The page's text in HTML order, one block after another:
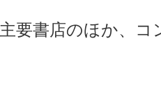
要書店のほか、